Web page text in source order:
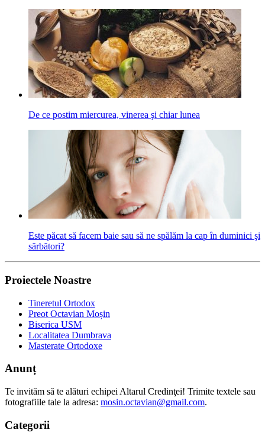
De ce postim miercurea, vinerea şi chiar lunea
Este păcat să facem baie sau să ne spălăm la cap în duminici şi
sărbători?
Proiectele Noastre
Tineretul Ortodox
Preot Octavian Moșin
Biserica USM
Localitatea Dumbrava
Masterate Ortodoxe
Anunț
Te invităm să te alături echipei Altarul Credinţei! Trimite textele sau
fotografiile tale la adresa: mosin.octavian@gmail.com.
Categorii